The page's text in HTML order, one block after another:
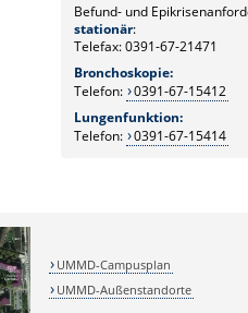
Befund- und
stationär:
Telefax: 0391-67-21471
Bronchoskopie:
Telefon: 0391-67-15412
Lungenfunktion:
Telefon: 0391-67-15414
UMMD-Campusplan
UMMD-Außenstandorte